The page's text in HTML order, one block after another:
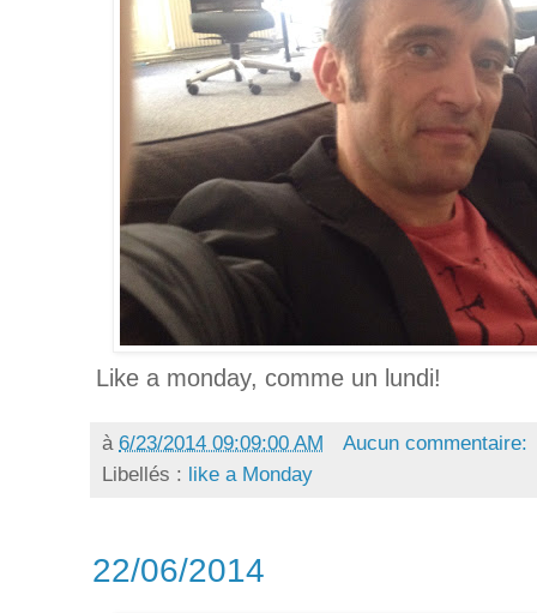
Like a monday, comme un lundi!
à 6/23/2014 09:09:00 AM
Aucun commentaire:
Libellés : like a Monday
22/06/2014